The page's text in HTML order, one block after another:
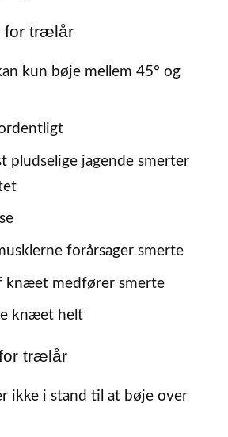
for trælår
kun bøje mellem 45° og
pludselige jagende smerter
forårsager smerte
knæet medfører smerte
knæet helt
trælår
ikke i stand til at bøje over